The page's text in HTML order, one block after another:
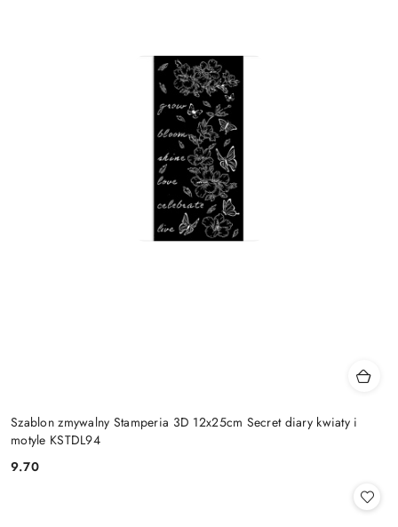
Szablon zmywalny Stamperia 3D 12x25cm Secret diary kwiaty i
motyle KSTDL94
Cena:
9.70